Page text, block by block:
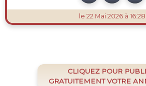
le 22 Mai 2026 à 16:28
CLIQUEZ POUR
GRATUITEMENT VOTRE